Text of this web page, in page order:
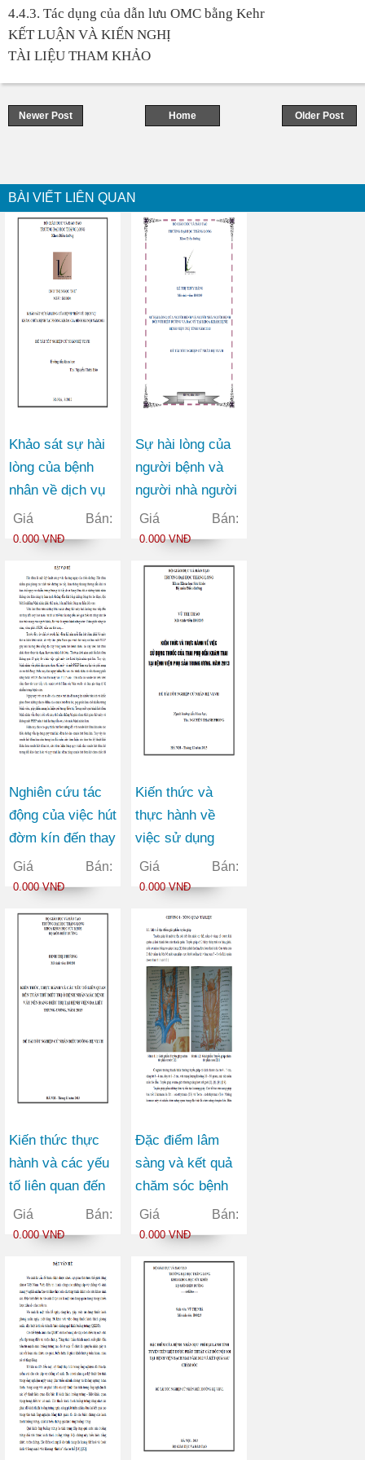
4.4.3. Tác dụng của dẫn lưu OMC bằng Kehr
KẾT LUẬN VÀ KIẾN NGHỊ
TÀI LIỆU THAM KHẢO
Newer Post Older Post
Home
BÀI VIẾT LIÊN QUAN
Khảo sát sự hài
lòng của bệnh
nhân về dịch vụ
khám chữa bệnh
tại phòng khám
năm 2011
Giá Bán:
0.000 VNĐ
Sự hài lòng của
người bệnh và
người nhà người
bệnh đối với điều
dưỡng và bác sĩ
bệnh Bệnh viện
Giá Bán:
0.000 VNĐ
Nghiên cứu tác
động của việc hút
đờm kín đến thay
đổi lâm sàng và
oxy hóa máu trên
máy tại bệnh viện
bệnh Nhiệt đới
Giá Bán:
0.000 VNĐ
Kiến thức và
thực hành về
việc sử dụng
thuốc của thai
phụ đến khám
Phụ sản Trung
ương năm 2013
Giá Bán:
0.000 VNĐ
Kiến thức thực
hành và các yếu
tố liên quan đến
tuân thủ điều trị ở
bệnh nhân mắc
đang điều trị tại
Bệnh viện Da liễu
Trung ương năm
2013
Giá Bán:
0.000 VNĐ
Đặc điểm lâm
sàng và kết quả
chăm sóc bệnh
nhân sau phẫu
thuật bướu giáp
2009 tại khoa
cứu Trung Ương
Giá Bán:
0.000 VNĐ